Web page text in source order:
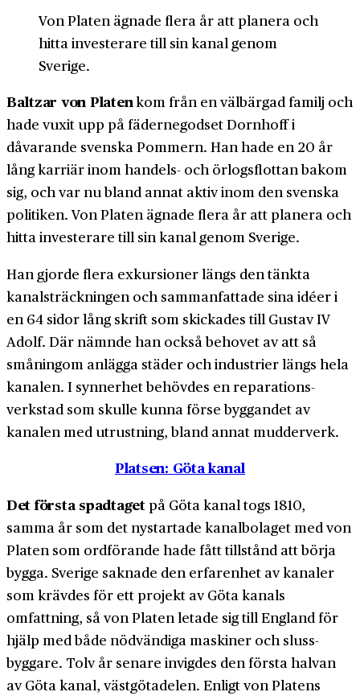
Von Platen ägnade flera år att planera och
hitta investerare till sin kanal genom
Sverige.
Baltzar von Platenkom från en välbärgad familj och
hade vuxit upp på fäderne­godset Dornhoff i
dåvarande svenska Pommern. Han hade en 20 år
lång karriär inom handels- och örlogs­flottan bakom
sig, och var nu bland annat aktiv inom den svenska
politiken. Von Platen ägnade flera år att planera och
hitta investerare till sin kanal genom Sverige.
Han gjorde flera exkursioner längs den tänkta
kanal­sträckningen och samman­fattade sina idéer i
en 64 sidor lång skrift som skickades till Gustav IV
Adolf. Där nämnde han också behovet av att så
småningom anlägga städer och industrier längs hela
kanalen. I synnerhet behövdes en reparations­
verkstad som skulle kunna förse byggandet av
kanalen med utrustning, bland annat mudderverk.
Platsen: Göta kanal
Det första spadtagetpå Göta kanal togs 1810,
samma år som det nystartade kanal­bolaget med von
Platen som ordförande hade fått tillstånd att börja
bygga. Sverige saknade den erfarenhet av kanaler
som krävdes för ett projekt av Göta kanals
omfattning, så von Platen letade sig till England för
hjälp med både nödvändiga maskiner och sluss­
byggare. Tolv år senare invigdes den första halvan
av Göta kanal, västgöta­delen. Enligt von Platens